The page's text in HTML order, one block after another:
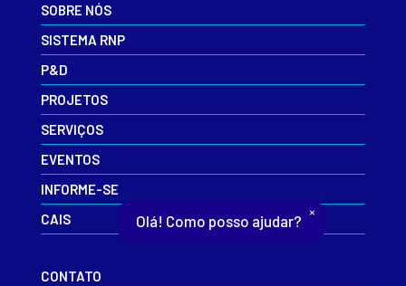
SOBRE NÓS
SISTEMA RNP
P&D
PROJETOS
SERVIÇOS
EVENTOS
INFORME-SE
CAIS
CONTATO
Olá! Como posso ajudar?
×